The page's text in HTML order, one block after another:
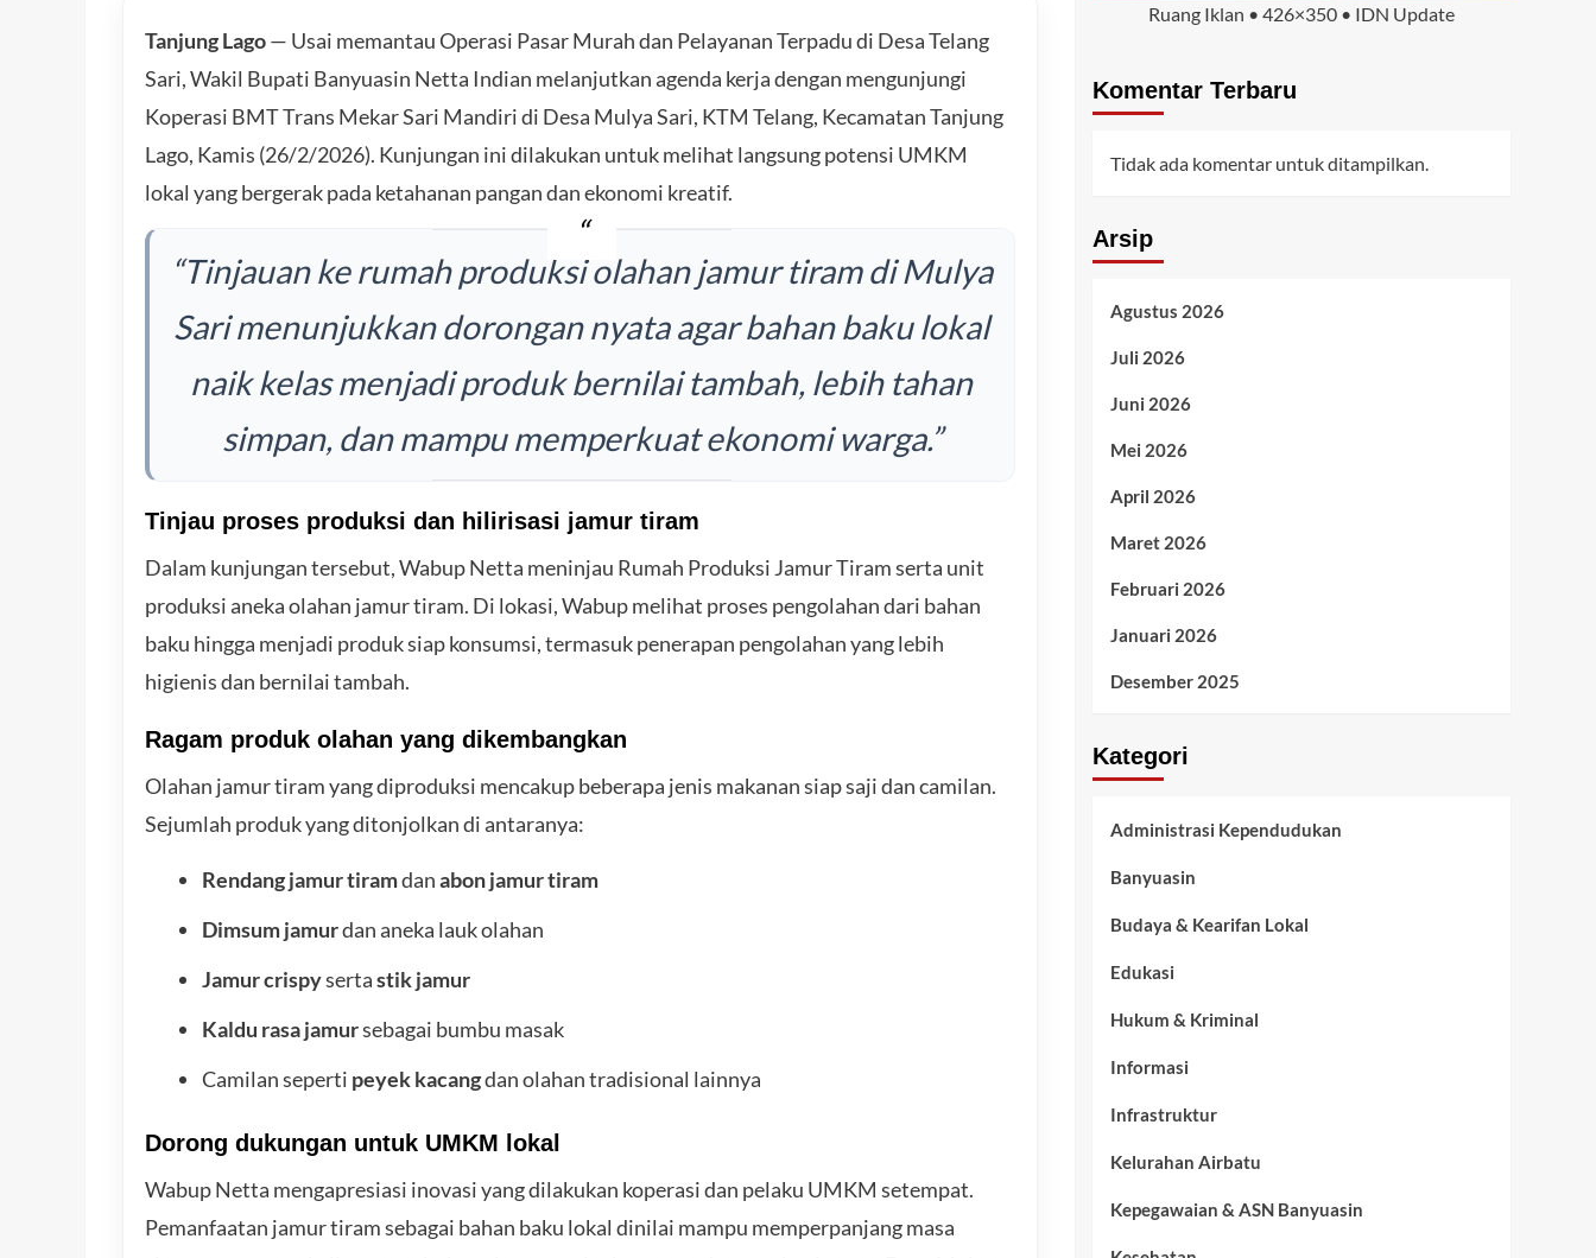
Tanjung Lago— Usai memantau Operasi Pasar Murah dan Pelayanan Terpadu di Desa Telang
Sari, Wakil Bupati Banyuasin Netta Indian melanjutkan agenda kerja dengan mengunjungi
Koperasi BMT Trans Mekar Sari Mandiri di Desa Mulya Sari, KTM Telang, Kecamatan Tanjung
Lago, Kamis (26/2/2026). Kunjungan ini dilakukan untuk melihat langsung potensi UMKM
lokal yang bergerak pada ketahanan pangan dan ekonomi kreatif.
“Tinjauan ke rumah produksi olahan jamur tiram di Mulya
Sari menunjukkan dorongan nyata agar bahan baku lokal
naik kelas menjadi produk bernilai tambah, lebih tahan
simpan, dan mampu memperkuat ekonomi warga.”
Tinjau proses produksi dan hilirisasi jamur tiram
Dalam kunjungan tersebut, Wabup Netta meninjau Rumah Produksi Jamur Tiram serta unit
produksi aneka olahan jamur tiram. Di lokasi, Wabup melihat proses pengolahan dari bahan
baku hingga menjadi produk siap konsumsi, termasuk penerapan pengolahan yang lebih
higienis dan bernilai tambah.
Ragam produk olahan yang dikembangkan
Olahan jamur tiram yang diproduksi mencakup beberapa jenis makanan siap saji dan camilan.
Sejumlah produk yang ditonjolkan di antaranya:
Rendang jamur tiramdanabon jamur tiram
Dimsum jamurdan aneka lauk olahan
Jamur crispysertastik jamur
Kaldu rasa jamursebagai bumbu masak
Camilan seperti peyek kacangdan olahan tradisional lainnya
Dorong dukungan untuk UMKM lokal
Wabup Netta mengapresiasi inovasi yang dilakukan koperasi dan pelaku UMKM setempat.
Pemanfaatan jamur tiram sebagai bahan baku lokal dinilai mampu memperpanjang masa
Ruang Iklan • 426×350 • IDN Update
Komentar Terbaru
Tidak ada komentar untuk ditampilkan.
Arsip
Agustus 2026
Juli 2026
Juni 2026
Mei 2026
April 2026
Maret 2026
Februari 2026
Januari 2026
Desember 2025
Kategori
Administrasi Kependudukan
Banyuasin
Budaya & Kearifan Lokal
Edukasi
Hukum & Kriminal
Informasi
Infrastruktur
Kelurahan Airbatu
Kepegawaian & ASN Banyuasin